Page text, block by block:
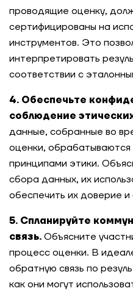
проводящие оценку,
сертифицированы на
инструментов. Это
интерпретировать
соответствии с
4. Обеспечьте
соблюдение
данные, собранные во
оценки,
принципами этики.
сбора данных, их
обеспечить их доверие и
5. Спланируйте
связь. Объясните
процесс оценки. В
обратную связь по
как они могут